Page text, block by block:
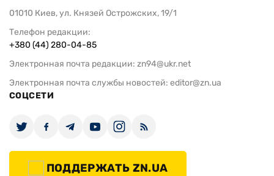
01010 Киев, ул. Князей Острожских, 19/1
Телефон редакции:
+380 (44) 280-04-85
Электронная почта редакции: zn94@ukr.net
Электронная почта службы новостей: editor@zn.ua
СОЦСЕТИ
ПОДДЕРЖАТЬ ZN.UA